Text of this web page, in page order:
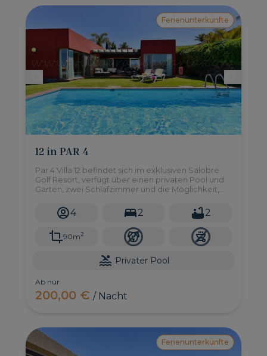
Ferienunterkünfte
12 in PAR 4
Par 4 Villa 12 befindet sich im exklusiven Salobre
Golf Resort, verfügt über einen privaten Pool und
Garten, zwei Schlafzimmer und die Möglichkeit,
4 2 2
90m2
Privater Pool
Ab nur
200,00 €/ Nacht
Ferienunterkünfte